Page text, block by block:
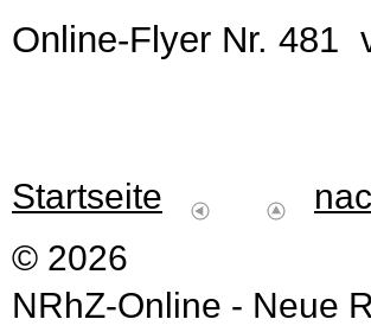
Online-Flyer Nr. 481
Startseite
© 2026
NRhZ-Online - Neue